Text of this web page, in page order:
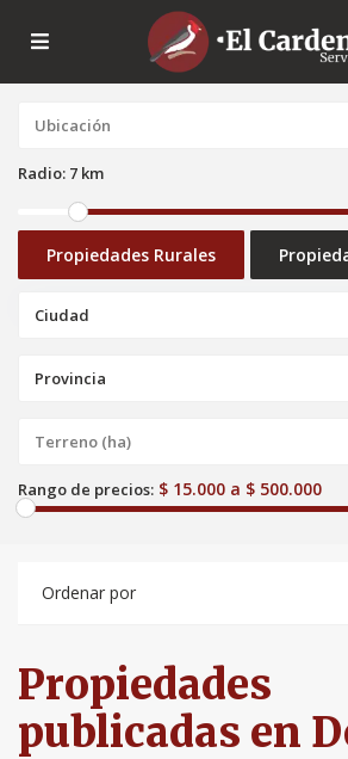
Radio: 7 km
Propiedades Rurales
Ciudad
Provincia
Rango de precios: $ 15.000 a $ 500.000
Ordenar por
Propiedades
publicadas en